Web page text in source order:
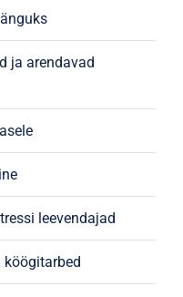
ja arendavad
leevendajad